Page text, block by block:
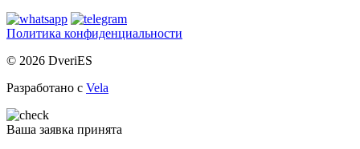
Политика конфиденциальности
© 2026 DveriES
Разработано с Vela
Ваша заявка принята